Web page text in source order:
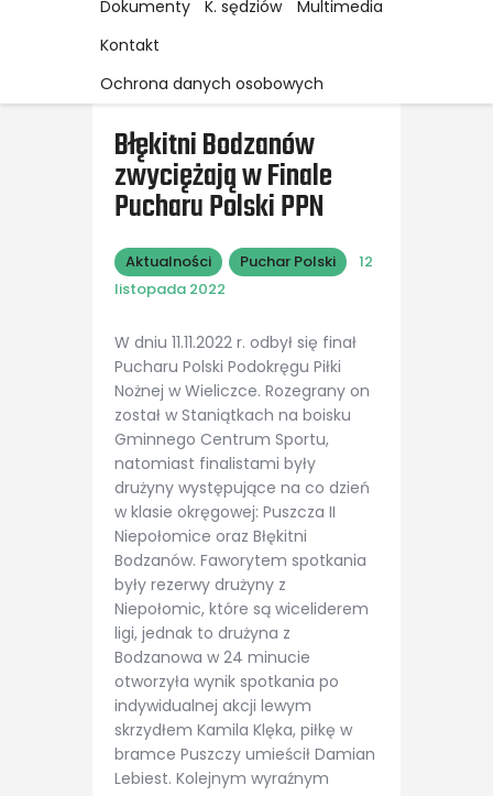
Dokumenty
K. sędziów
Multimedia
Kontakt
Ochrona danych osobowych
Błękitni Bodzanów
zwyciężają w Finale
Pucharu Polski PPN
Aktualności Puchar Polski
12
listopada 2022
W dniu 11.11.2022 r. odbył się finał
Pucharu Polski Podokręgu Piłki
Nożnej w Wieliczce. Rozegrany on
został w Staniątkach na boisku
Gminnego Centrum Sportu,
natomiast finalistami były
drużyny występujące na co dzień
w klasie okręgowej: Puszcza II
Niepołomice oraz Błękitni
Bodzanów. Faworytem spotkania
były rezerwy drużyny z
Niepołomic, które są wiceliderem
ligi, jednak to drużyna z
Bodzanowa w 24 minucie
otworzyła wynik spotkania po
indywidualnej akcji lewym
skrzydłem Kamila Klęka, piłkę w
bramce Puszczy umieścił Damian
Lebiest. Kolejnym wyraźnym